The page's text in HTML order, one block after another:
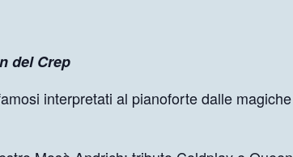
del Crep
interpretati al pianoforte dalle